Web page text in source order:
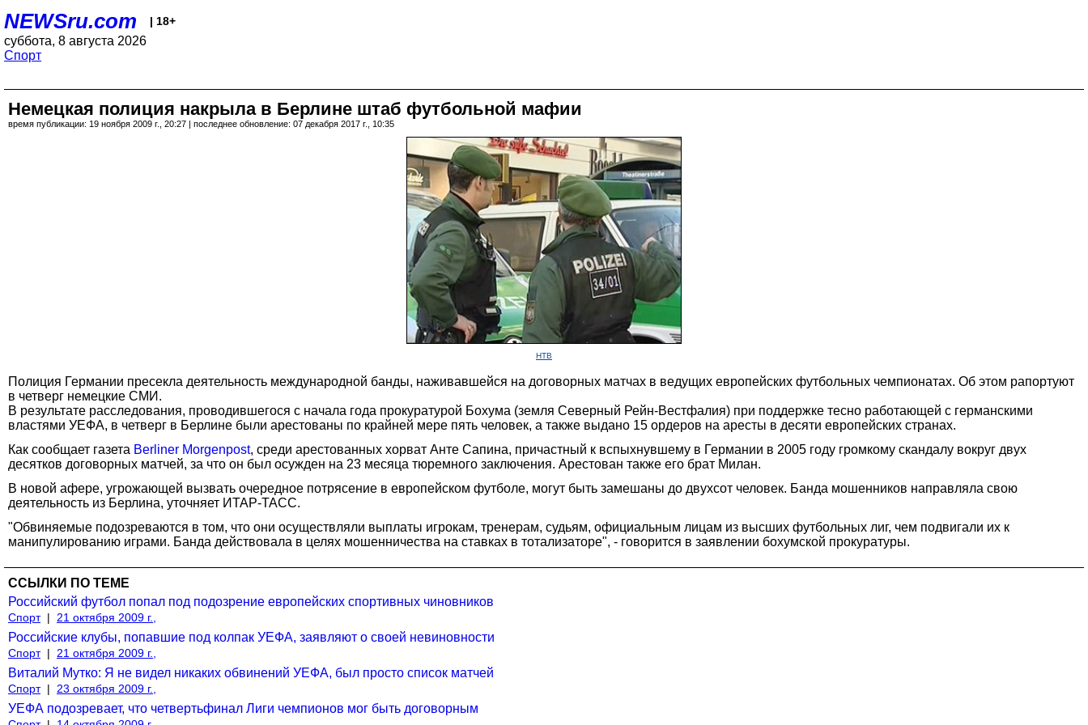
NEWSru.com | 18+
суббота, 8 августа 2026
Спорт
Немецкая полиция накрыла в Берлине штаб футбольной мафии
время публикации: 19 ноября 2009 г., 20:27 | последнее обновление: 07 декабря 2017 г., 10:35
НТВ
Полиция Германии пресекла деятельность международной банды, наживавшейся на договорных матчах в ведущих европейских футбольных чемпионатах. Об этом рапортуют
в четверг немецкие СМИ.
В результате расследования, проводившегося с начала года прокуратурой Бохума (земля Северный Рейн-Вестфалия) при поддержке тесно работающей с германскими
властями УЕФА, в четверг в Берлине были арестованы по крайней мере пять человек, а также выдано 15 ордеров на аресты в десяти европейских странах.
Как сообщает газета Berliner Morgenpost, среди арестованных хорват Анте Сапина, причастный к вспыхнувшему в Германии в 2005 году громкому скандалу вокруг двух
десятков договорных матчей, за что он был осужден на 23 месяца тюремного заключения. Арестован также его брат Милан.
В новой афере, угрожающей вызвать очередное потрясение в европейском футболе, могут быть замешаны до двухсот человек. Банда мошенников направляла свою
деятельность из Берлина, уточняет ИТАР-ТАСС.
"Обвиняемые подозреваются в том, что они осуществляли выплаты игрокам, тренерам, судьям, официальным лицам из высших футбольных лиг, чем подвигали их к
манипулированию играми. Банда действовала в целях мошенничества на ставках в тотализаторе", - говорится в заявлении бохумской прокуратуры.
ССЫЛКИ ПО ТЕМЕ
Российский футбол попал под подозрение европейских спортивных чиновников
Спорт | 21 октября 2009 г.,
Российские клубы, попавшие под колпак УЕФА, заявляют о своей невиновности
Спорт | 21 октября 2009 г.,
Виталий Мутко: Я не видел никаких обвинений УЕФА, был просто список матчей
Спорт | 23 октября 2009 г.,
УЕФА подозревает, что четвертьфинал Лиги чемпионов мог быть договорным